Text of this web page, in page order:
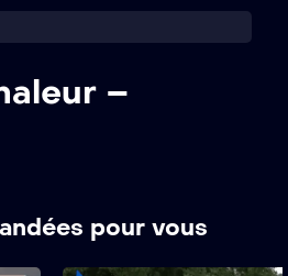
–
pour vous